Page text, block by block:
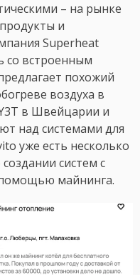
– на рынке
и
Superheat
со встроенным
похожий
воздуха в
в Швейцарии и
над системами для
уже есть несколько
систем с
майнинга.